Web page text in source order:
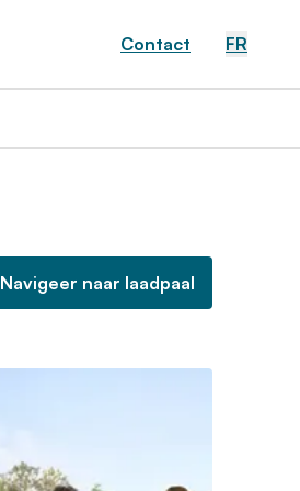
Contact FR
Navigeer naar laadpaal